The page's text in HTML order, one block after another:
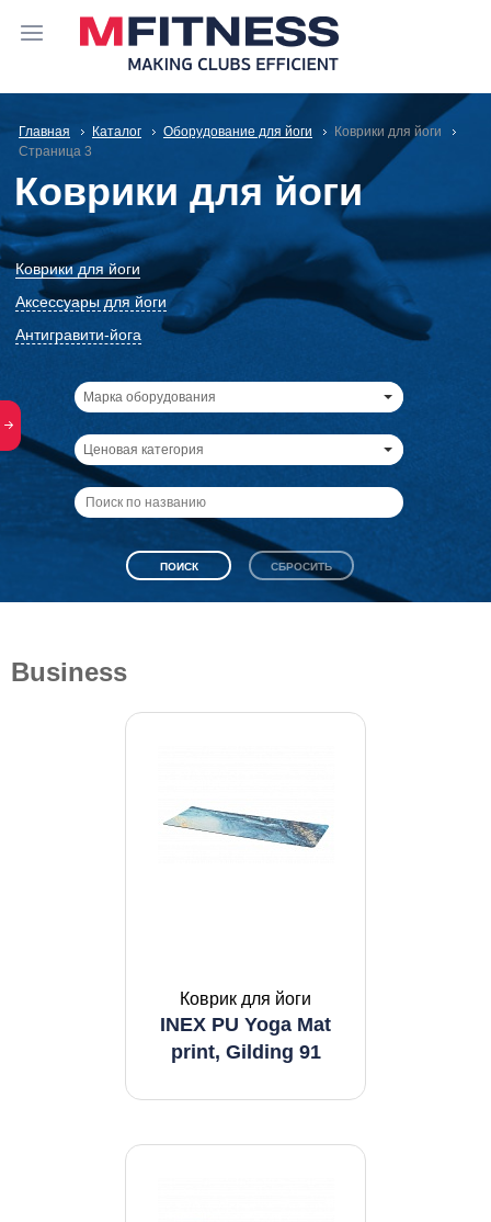
Главная Каталог Оборудование для йоги
Коврики для йоги
Cтраница 3
Коврики для йоги
Коврики для йоги
Аксессуары для йоги
Антигравити-йога
Марка оборудования
Ценовая категория
Business
Коврик для йоги
INEX PU Yoga Mat
print, Gilding 91